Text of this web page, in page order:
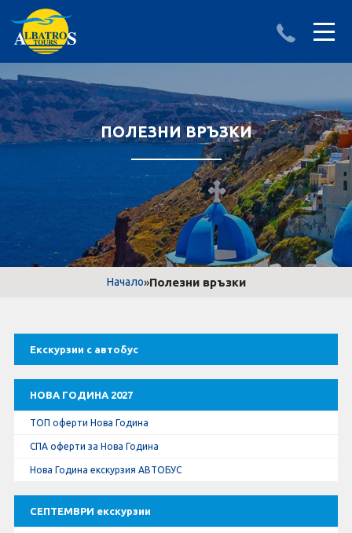
ДЕСТИНАЦИИ
АЛБАНИЯ
ТУРЦИЯ
Оферти За Нова Година
Септемврийски Празници
Албатрос Турс
Документи
ИЗПРАТИ ЗАПИТВАНЕ
ПОЛЕЗНИ ВРЪЗКИ
Начало»Полезни връзки
Екскурзии с автобус
НОВА ГОДИНА 2027
ТОП оферти Нова Година
СПА оферти за Нова Година
Нова Година екскурзия АВТОБУС
СЕПТЕМВРИ екскурзии